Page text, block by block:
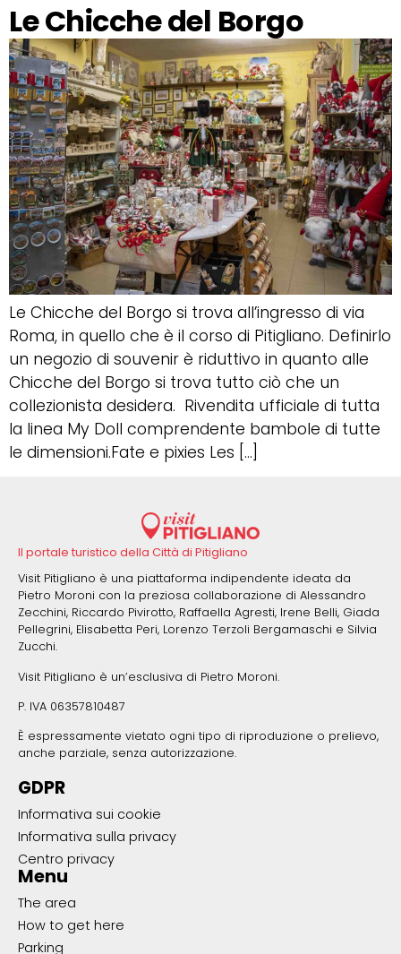
Le Chicche del Borgo
Le Chicche del Borgo si trova all’ingresso di via
Roma, in quello che è il corso di Pitigliano. Definirlo
un negozio di souvenir è riduttivo in quanto alle
Chicche del Borgo si trova tutto ciò che un
collezionista desidera. Rivendita ufficiale di tutta
la linea My Doll comprendente bambole di tutte
le dimensioni.Fate e pixies Les […]
Il portale turistico della Città di Pitigliano
Visit Pitigliano è una piattaforma indipendente ideata da
Pietro Moroni con la preziosa collaborazione di Alessandro
Zecchini, Riccardo Pivirotto, Raffaella Agresti, Irene Belli, Giada
Pellegrini, Elisabetta Peri, Lorenzo Terzoli Bergamaschi e Silvia
Zucchi.
Visit Pitigliano è un’esclusiva di Pietro Moroni.
P. IVA 06357810487
È espressamente vietato ogni tipo di riproduzione o prelievo,
anche parziale, senza autorizzazione.
GDPR
Informativa sui cookie
Informativa sulla privacy
Centro privacy
Menu
The area
How to get here
Parking